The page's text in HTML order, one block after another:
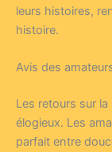
leurs histoires,
histoire.
Avis des
Les retours sur
élogieux. Les
parfait entre